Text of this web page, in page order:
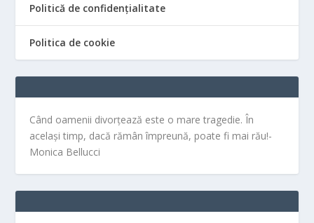
Politică de confidențialitate
Politica de cookie
Când oamenii divorțează este o mare tragedie. În
același timp, dacă rămân împreună, poate fi mai rău!-
Monica Bellucci